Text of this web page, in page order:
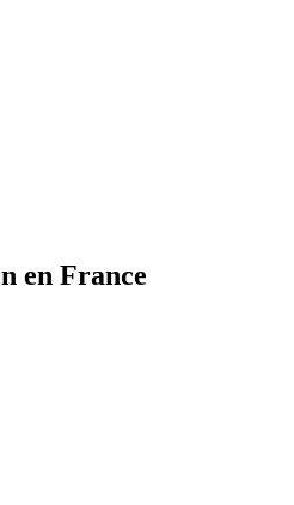
en France
MapLibre| ©OpenStreetMap
MapLibre| ©OpenStreetMap